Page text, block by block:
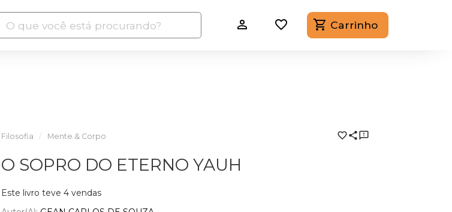
Carrinho
Filosofia Mente & Corpo
O SOPRO DO ETERNO YAUH
Este livro teve 4 vendas